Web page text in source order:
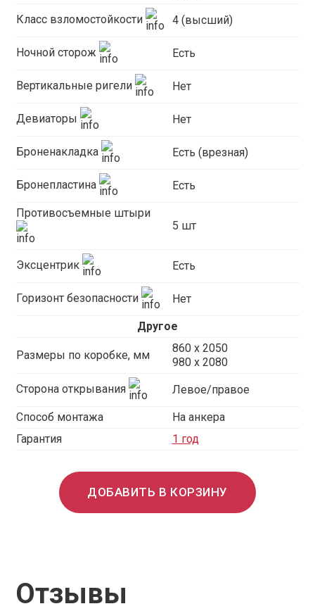
Класс взломостойкости 4 (высший)
Ночной сторож Есть
Вертикальные ригели Нет
Девиаторы Нет
Броненакладка Есть (врезная)
Бронепластина Есть
Противосъемные штыри
5 шт
Эксцентрик Есть
Горизонт безопасности Нет
Другое
Размеры по коробке, мм
860 х 2050
980 x 2080
Сторона открывания Левое/правое
Способ монтажа
На анкера
Гарантия
1 год
ДОБАВИТЬ В КОРЗИНУ
Отзывы